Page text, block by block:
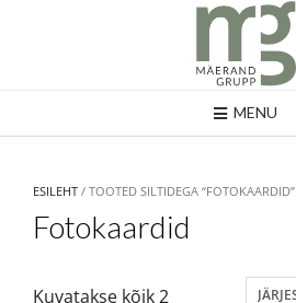
MENU
ESILEHT / TOOTED SILTIDEGA “FOTOKAARDID”
Fotokaardid
Kuvatakse kõik 2